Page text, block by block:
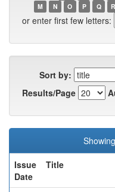
M
N O P Q R
or enter first few letters:
Sort by:
Results/Page
Issue
Date
Title